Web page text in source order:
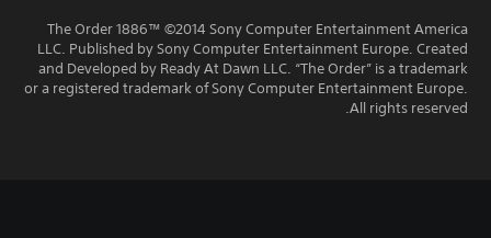
The Order 1886™ ©2014 Sony Computer Entertainment America
LLC. Published by Sony Computer Entertainment Europe. Created
and Developed by Ready At Dawn LLC. “The Order” is a trademark
or a registered trademark of Sony Computer Entertainment Europe.
All rights reserved.